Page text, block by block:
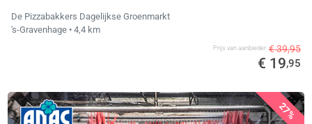
De Pizzabakkers Dagelijkse Groenmarkt
's-Gravenhage • 4,4 km
Prijs van aanbieder € 39,95
€ 19,95
27%